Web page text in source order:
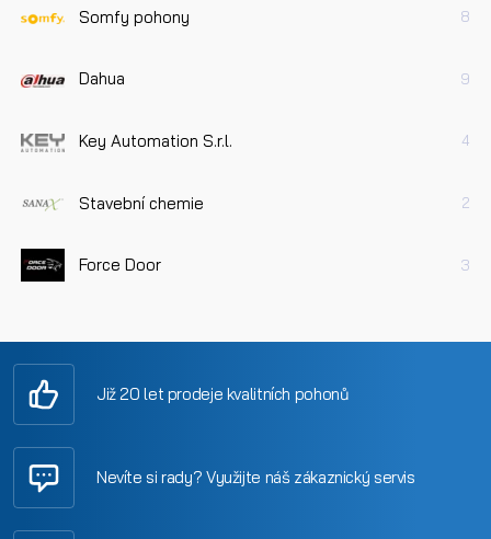
Somfy pohony 8
Dahua 9
Key Automation S.r.l. 4
Stavební chemie 2
Force Door 3
Již 20 let prodeje kvalitních pohonů
Nevíte si rady? Využijte náš zákaznický servis